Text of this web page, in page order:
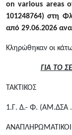
onvarious areas
101248764) στη
από 29.06.2026
Kληρώθηκαν οι
ΓΙΑ ΤΟ
ΤΑΚΤΙΚΟΣ
1.Γ. Δ.- Φ. (ΑΜ.ΔΣΑ
ΑΝΑΠΛΗΡΩΜΑΤΙΚΟΙ